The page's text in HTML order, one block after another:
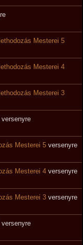
Mesterei 5
Mesterei 4
Mesterei 3
versenyre
Mesterei 5 versenyre
Mesterei 4 versenyre
Mesterei 3 versenyre
versenyre